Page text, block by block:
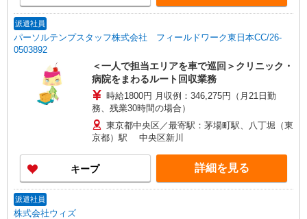
派遣社員
パーソルテンプスタッフ株式会社 フィールドワーク東日本CC/26-
0503892
＜一人で担当エリアを車で巡回＞クリニック・
病院をまわるルート回収業務
時給1800円 月収例：346,275円（月21日勤
務、残業30時間の場合）
東京都中央区／最寄駅：茅場町駅、八丁堀（東
京都）駅 中央区新川
キープ 詳細を見る
派遣社員
株式会社ウィズ